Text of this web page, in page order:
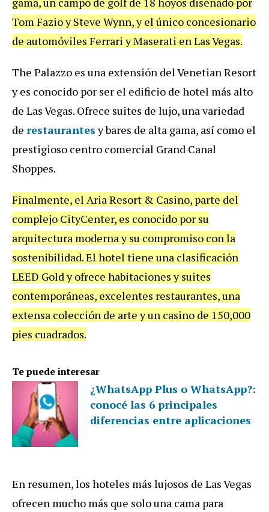
Tom Fazio y Steve Wynn, y el único concesionario
de automóviles Ferrari y Maserati en Las Vegas.
The Palazzo es una extensión del Venetian Resort
y es conocido por ser el edificio de hotel más alto
de Las Vegas. Ofrece suites de lujo, una variedad
de restaurantesy bares de alta gama, así como el
prestigioso centro comercial Grand Canal
Shoppes.
Finalmente, el Aria Resort & Casino, parte del
complejo CityCenter, es conocido por su
arquitectura moderna y su compromiso con la
sostenibilidad. El hotel tiene una clasificación
LEED Gold y ofrece habitaciones y suites
contemporáneas, excelentes restaurantes, una
extensa colección de arte y un casino de 150,000
pies cuadrados.
Te puede interesar
¿WhatsApp Plus o WhatsApp?:
conocé las 6 principales
diferencias entre aplicaciones
En resumen, los hoteles más lujosos de Las Vegas
ofrecen mucho más que solo una cama para